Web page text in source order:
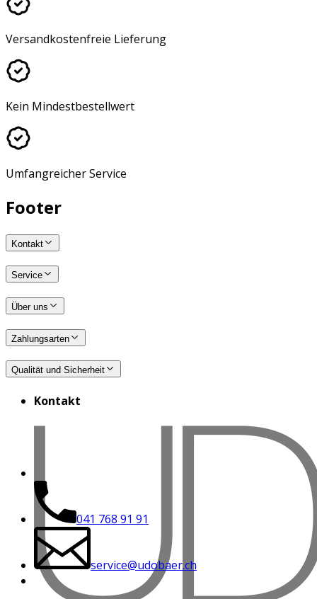
Versandkostenfreie Lieferung
Kein Mindestbestellwert
Umfangreicher Service
Footer
Kontakt
Service
Über uns
Zahlungsarten
Qualität und Sicherheit
Kontakt
041 768 91 91
service@udobaer.ch